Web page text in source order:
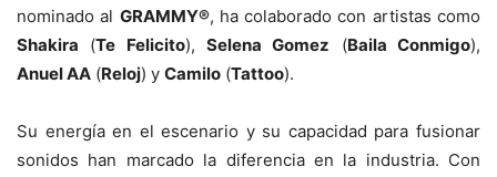
nominado al GRAMMY®, ha colaborado con artistas como
Shakira (Te Felicito),Selena Gomez (Baila Conmigo),
Anuel AA (Reloj) y Camilo (Tattoo).
Su energía en el escenario y su capacidad para fusionar
sonidos han marcado la diferencia en la industria. Con